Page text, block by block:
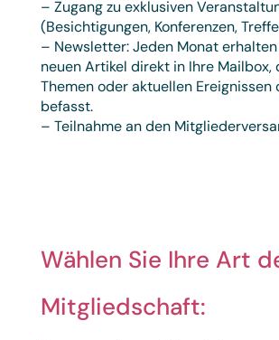
– Zugang zu exklusiven
(Besichtigungen, Konferenzen,
– Newsletter: Jeden Monat
neuen Artikel direkt in Ihre Mailbox,
Themen oder aktuellen Ereignissen
befasst.
– Teilnahme an den
Wählen Sie Ihre Art
Mitgliedschaft: